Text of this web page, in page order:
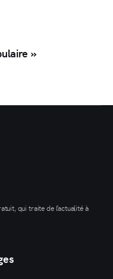
»
qui traite de l’actualité à